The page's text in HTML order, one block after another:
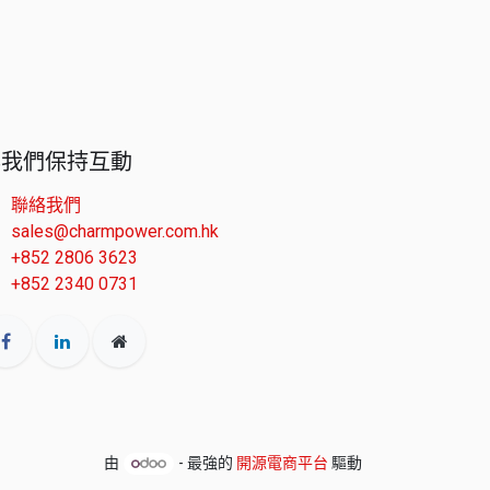
們保持互動
聯絡我們
sales@charmpower.com.hk
+852 2806 3623
+852 2340 0731
由 - 最強的 開源電商平台 驅動